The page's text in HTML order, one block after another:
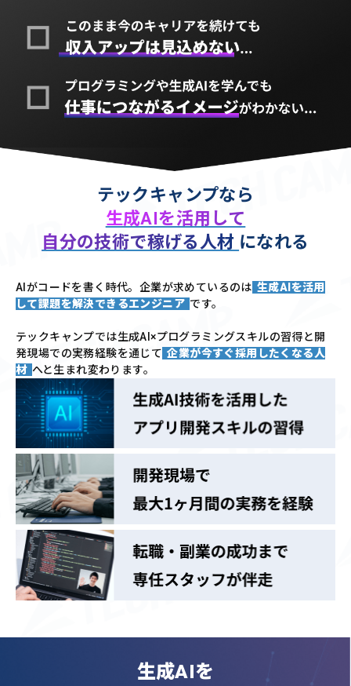
テックキャンプなら
生成AIを活用して
自分の技術で稼げる人材 になれる
AIがコードを書く時代。企業が求めているのは 生成AIを活用
して課題を解決できるエンジニア です。
テックキャンプでは生成AI×プログラミングスキルの習得と開
発現場での実務経験を通じて 企業が今すぐ採用したくなる人
材 へと生まれ変わります。
生成AIを